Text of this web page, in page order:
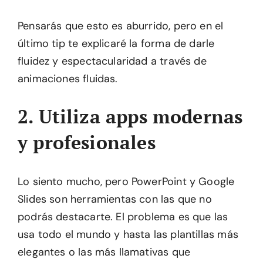
Pensarás que esto es aburrido, pero en el
último tip te explicaré la forma de darle
fluidez y espectacularidad a través de
animaciones fluidas.
2. Utiliza apps modernas
y profesionales
Lo siento mucho, pero PowerPoint y Google
Slides son herramientas con las que no
podrás destacarte. El problema es que las
usa todo el mundo y hasta las plantillas más
elegantes o las más llamativas que